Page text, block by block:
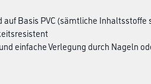
auf Basis PVC (sämtliche Inhaltsstoffe
einfache Verlegung durch Nageln